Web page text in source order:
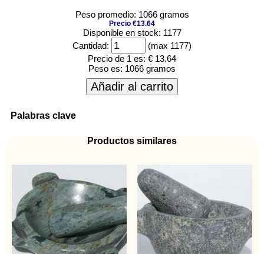
Peso promedio: 1066 gramos
Precio €13.64
Disponible en stock: 1177
Cantidad:
(max 1177)
Precio de 1 es: € 13.64
Peso es: 1066 gramos
Añadir al carrito
Palabras clave
Productos similares